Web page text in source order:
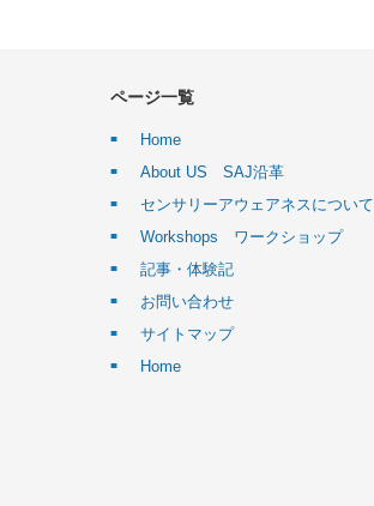
ページ一覧
Home
About US SAJ沿革
センサリーアウェアネスについて
Workshops ワークショップ
記事・体験記
お問い合わせ
サイトマップ
Home